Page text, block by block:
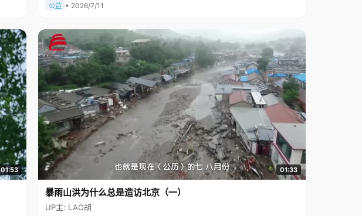
公益 • 2026/7/11
01:53 01:33
暴雨山洪为什么总是造访北京（一）
UP主: LAO胡